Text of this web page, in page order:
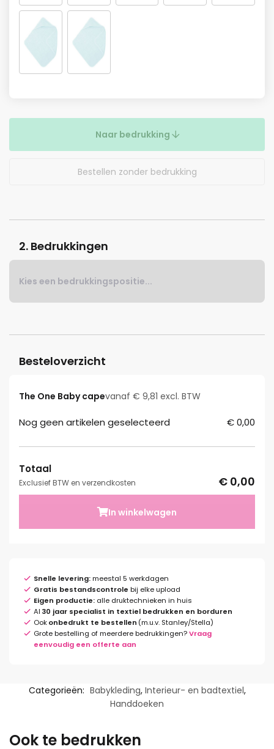
Naar bedrukking
Bestellen zonder bedrukking
2. Bedrukkingen
Kies een bedrukkingspositie...
Besteloverzicht
The One Baby capevanaf € 9,81 excl. BTW
Nog geen artikelen geselecteerd € 0,00
Totaal
Exclusief BTW en verzendkosten € 0,00
In winkelwagen
Snelle levering:meestal 5 werkdagen
Gratis bestandscontrole bij elke upload
Eigen productie: alle druktechnieken in huis
Al 30 jaar specialist in textiel bedrukken en borduren
Ookonbedrukt te bestellen (m.u.v. Stanley/Stella)
Grote bestelling of meerdere bedrukkingen?Vraag
eenvoudig een offerte aan
Categorieën: Babykleding, Interieur- en badtextiel,
Handdoeken
Ook te bedrukken